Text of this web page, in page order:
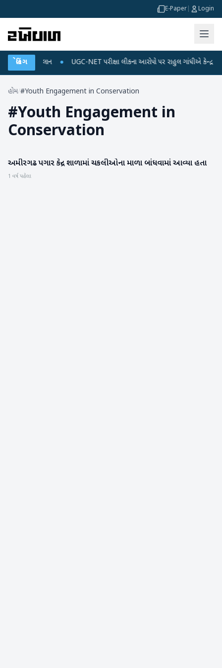
E-Paper Login
બ્રેકિંગ
અને ડેટા પ્લાન ● UGC-NET પરીક્ષા લીકના આરોપો પર રાહુલ ગાંધીએ કેન્દ્ર પર
હોમ/#Youth Engagement in Conservation
#Youth Engagement in
Conservation
બનાસકાંઠા
અમીરગઢ પગાર કેન્દ્ર શાળામાં ચકલીઓના માળા બાંધવામાં આવ્યા હતા
1 વર્ષ પહેલા